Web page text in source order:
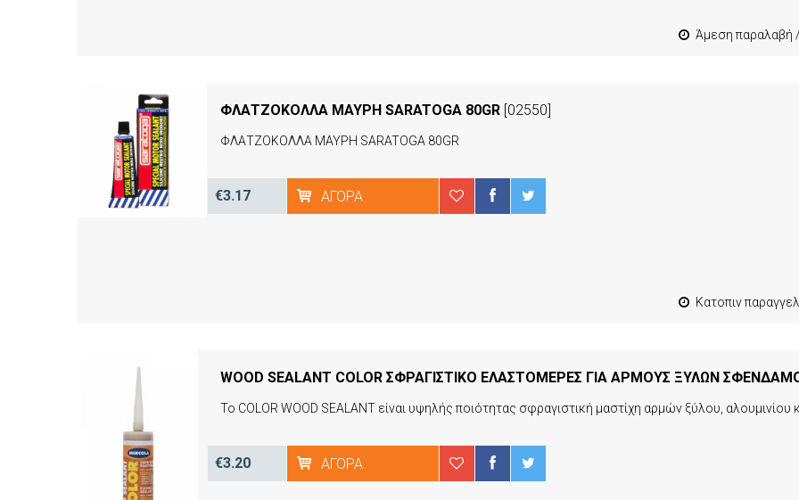
Άμεση παραλαβή / Παράδοση 1-3
ΦΛΑΤΖΟΚΟΛΛΑ ΜΑΥΡΗ SARATOGA 80GR[02550]
ΦΛΑΤΖΟΚΟΛΛΑ ΜΑΥΡΗ SARATOGA 80GR
€3.17 ΑΓΟΡΆ
Κατοπιν παραγγελιας από 4 έως 10
€3.20 ΑΓΟΡΆ